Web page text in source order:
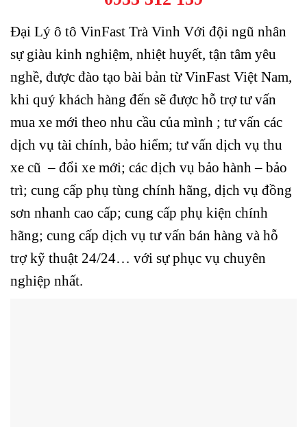
Đại Lý ô tô VinFast Trà Vinh Với đội ngũ nhân
sự giàu kinh nghiệm, nhiệt huyết, tận tâm yêu
nghề, được đào tạo bài bản từ VinFast Việt Nam,
khi quý khách hàng đến sẽ được hỗ trợ tư vấn
mua xe mới theo nhu cầu của mình ; tư vấn các
dịch vụ tài chính, bảo hiểm; tư vấn dịch vụ thu
xe cũ – đổi xe mới; các dịch vụ bảo hành – bảo
trì; cung cấp phụ tùng chính hãng, dịch vụ đồng
sơn nhanh cao cấp; cung cấp phụ kiện chính
hãng; cung cấp dịch vụ tư vấn bán hàng và hỗ
trợ kỹ thuật 24/24… với sự phục vụ chuyên
nghiệp nhất.